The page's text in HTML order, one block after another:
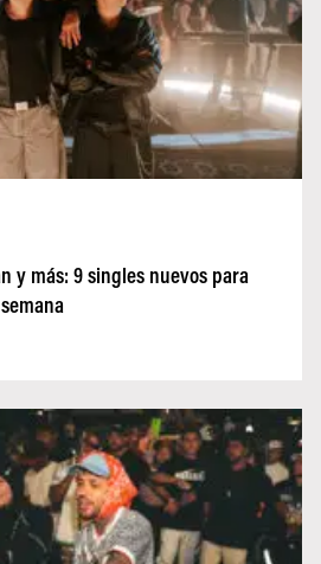
y más: 9 singles nuevos para